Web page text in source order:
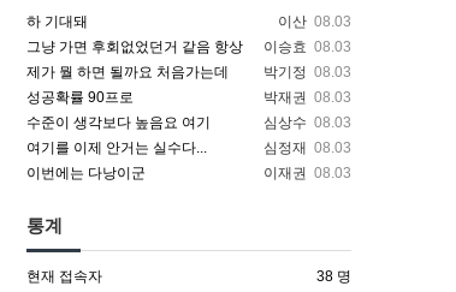
이산 08.03
하 기대돼
이승효 08.03
그냥 가면 후회없었던거 같음 항상
박기정 08.03
제가 뭘 하면 될까요 처음가는데
박재권 08.03
성공확률 90프로
심상수 08.03
수준이 생각보다 높음요 여기
심정재 08.03
여기를 이제 안거는 실수다...
이재권 08.03
이번에는 다낭이군
통계
현재 접속자
38 명